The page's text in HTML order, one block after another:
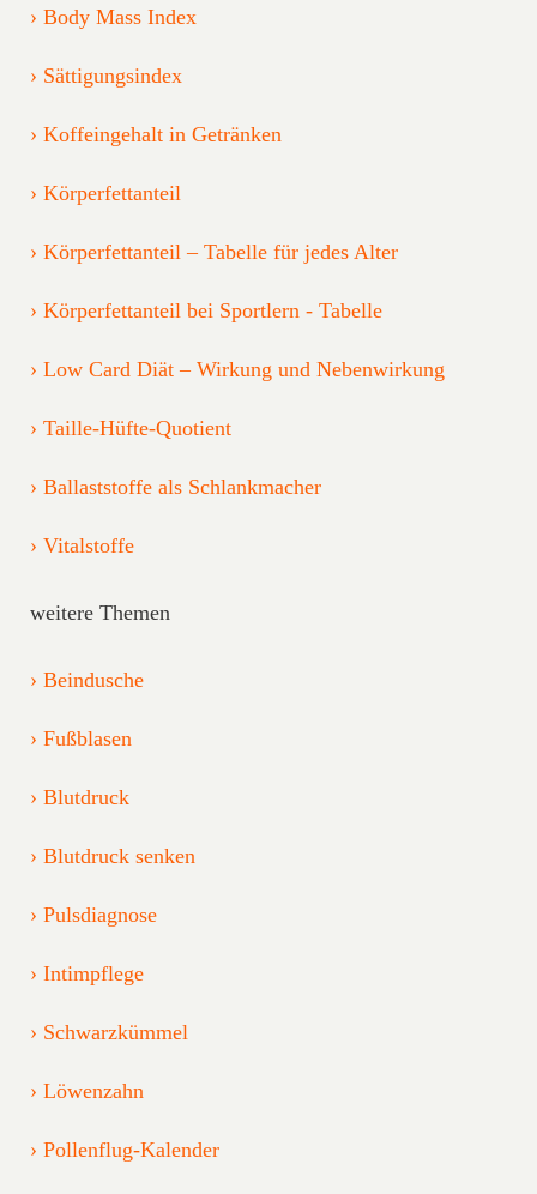
Body Mass Index
Sättigungsindex
Koffeingehalt in Getränken
Körperfettanteil
Körperfettanteil – Tabelle für jedes Alter
Körperfettanteil bei Sportlern - Tabelle
Low Card Diät – Wirkung und Nebenwirkung
Taille-Hüfte-Quotient
Ballaststoffe als Schlankmacher
Vitalstoffe
weitere Themen
Beindusche
Fußblasen
Blutdruck
Blutdruck senken
Pulsdiagnose
Intimpflege
Schwarzkümmel
Löwenzahn
Pollenflug-Kalender